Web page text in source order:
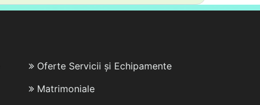
Oferte Servicii și Echipamente
Matrimoniale